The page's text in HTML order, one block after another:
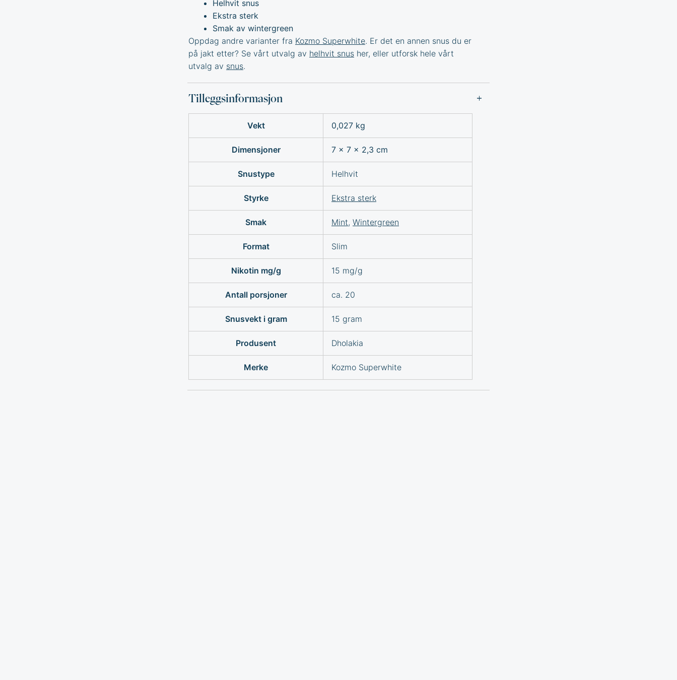
Helhvit snus
Ekstra sterk
Smak av wintergreen
Oppdag andre varianter fra Kozmo Superwhite. Er det en annen snus du er
på jakt etter? Se vårt utvalg av helhvit snus her, eller utforsk hele vårt
utvalg av snus.
Tilleggsinformasjon
Vekt 0,027 kg
Dimensjoner 7 × 7 × 2,3 cm
Snustype Helhvit
Styrke Ekstra sterk
Smak Mint, Wintergreen
Format Slim
Nikotin mg/g 15 mg/g
Antall porsjoner ca. 20
Snusvekt i gram 15 gram
Produsent Dholakia
Merke Kozmo Superwhite